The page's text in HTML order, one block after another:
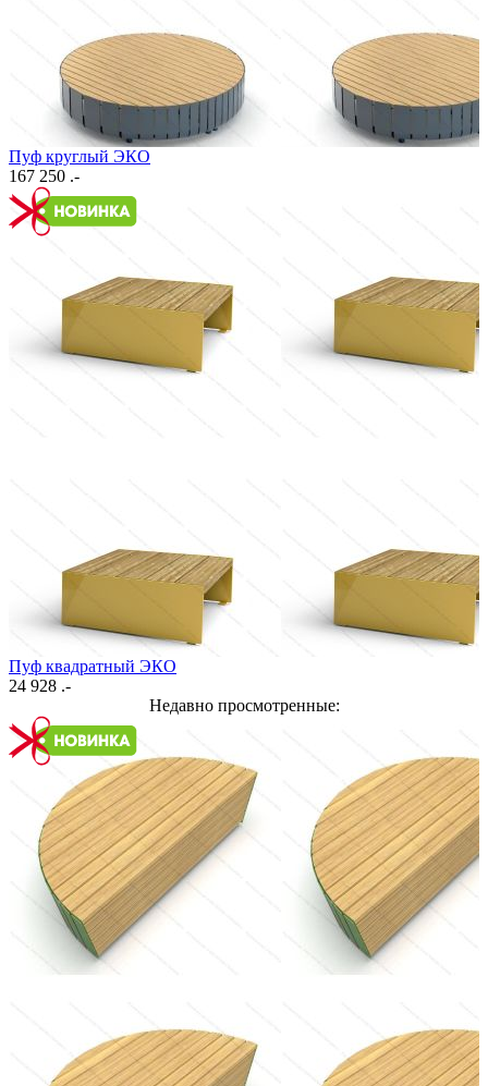
Пуф круглый ЭКО
167 250 .-
Пуф квадратный ЭКО
24 928 .-
Недавно просмотренные: